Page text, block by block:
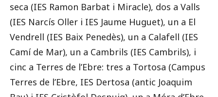
seca (IES Ramon Barbat i Miracle), dos a Valls
(IES Narcís Oller i IES Jaume Huguet), un a El
Vendrell (IES Baix Penedès), un a Calafell (IES
Camí de Mar), un a Cambrils (IES Cambrils), i
cinc a Terres de l’Ebre: tres a Tortosa (Campus
Terres de l’Ebre, IES Dertosa (antic Joaquim